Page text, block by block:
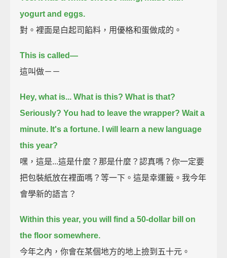
yogurt and eggs.
對。裡面是白起司餡料，用優格和蛋做成的。
This is called—
這叫做－－
Hey, what is... What is this? What is that?
Seriously? You had to leave the wrapper? Wait a
minute. It's a fortune.
I will learn a new language
this year?
嘿，這是...這是什麼？那是什麼？認真嗎？你一定要
把包裝紙放在裡面嗎？等一下。這是幸運籤。我今年
會學新的語言？
Within this year, you will find a 50-dollar bill on
the floor somewhere.
今年之內，你會在某個地方的地上撿到五十元。